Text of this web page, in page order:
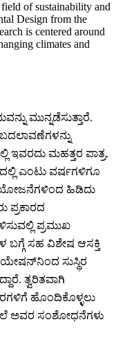
field of sustainability and
Design from the
is centered around
climates and
ಮುನ್ನಡೆಸುತ್ತಾರೆ.
ಇವರದು ಮಹತ್ತರ ಪಾತ್ರ.
ಎಂಟು ವರ್ಷಗಳಿಗೂ
ಹಿಡಿದು
ಪ್ರಕಾರದ
ಪ್ರಮುಖ
ಬಗ್ಗೆ ಸಹ ವಿಶೇಷ ಆಸಕ್ತಿ
ಸುಸ್ಥಿರ
ತ್ವರಿತವಾಗಿ
ಹೊಂದಿಕೊಳ್ಳಲು
ಅವರ ಸಂಶೋಧನೆಗಳು